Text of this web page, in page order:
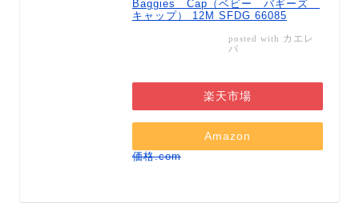
Baggies Cap（ベビー バギーズ
キャップ） 12M SFDG 66085
posted with カエレ
バ
楽天市場
Amazon
価格.com